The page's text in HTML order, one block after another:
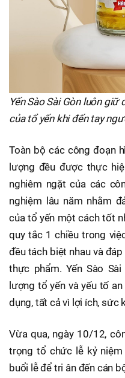
Yến Sào Sài Gòn luôn
của tổ yến khi đến tay
Toàn bộ các công đoạn
lượng đều được thực
nghiêm ngặt của các
nghiệm lâu năm nhằm
của tổ yến một cách tốt
quy tắc 1 chiều trong
đều tách biệt nhau và
thực phẩm. Yến Sào
lượng tổ yến và yếu tố
dụng, tất cả vì lợi ích, sức
Vừa qua, ngày 10/12,
trọng tổ chức lễ kỷ
buổi lễ để tri ân đến cán